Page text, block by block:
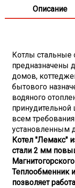
- Диапазон
- КПД - 90%
- Рабочее
- Диаметр
- Диаметр
- Габариты
Описание
Котлы
предназначены
домов,
бытового
водяного
принудительной
всем
установленным
Котел "Лемакс"
стали 2 мм
Теплообменник
позволяет